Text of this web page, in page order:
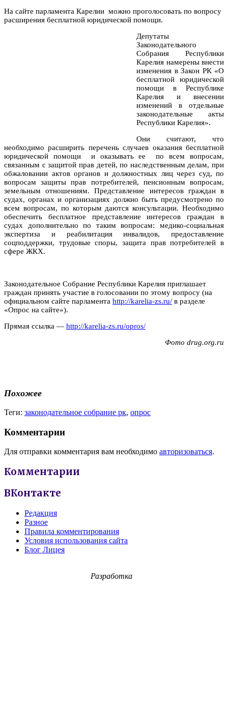
На сайте парламента Карелии можно проголосовать по вопросу
расширения бесплатной юридической помощи.
Депутаты
Законодательного
Собрания Республики
Карелия намерены внести
изменения в Закон РК «О
бесплатной юридической
помощи в Республике
Карелия и внесении
изменений в отдельные
законодательные акты
Республики Карелия».
Они считают, что
необходимо расширить перечень случаев оказания бесплатной
юридической помощи и оказывать ее по всем вопросам,
связанным с защитой прав детей, по наследственным делам, при
обжаловании актов органов и должностных лиц через суд, по
вопросам защиты прав потребителей, пенсионным вопросам,
земельным отношениям. Представление интересов граждан в
судах, органах и организациях должно быть предусмотрено по
всем вопросам, по которым даются консультации. Необходимо
обеспечить бесплатное представление интересов граждан в
судах дополнительно по таким вопросам: медико-социальная
экспертиза и реабилитация инвалидов, предоставление
соцподдержки, трудовые споры, защита прав потребителей в
сфере ЖКХ.
Законодательное Собрание Республики Карелия приглашает
граждан принять участие в голосовании по этому вопросу (на
официальном сайте парламента http://karelia-zs.ru/ в разделе
«Опрос на сайте»).
Прямая ссылка — http://karelia-zs.ru/opros/
Фото drug.org.ru
Похожее
Теги: законодательное собрание рк, опрос
Комментарии
Для отправки комментария вам необходимо авторизоваться.
Комментарии
ВКонтакте
Редакция
Разное
Правила комментирования
Условия использования сайта
Блог Лицея
Разработка